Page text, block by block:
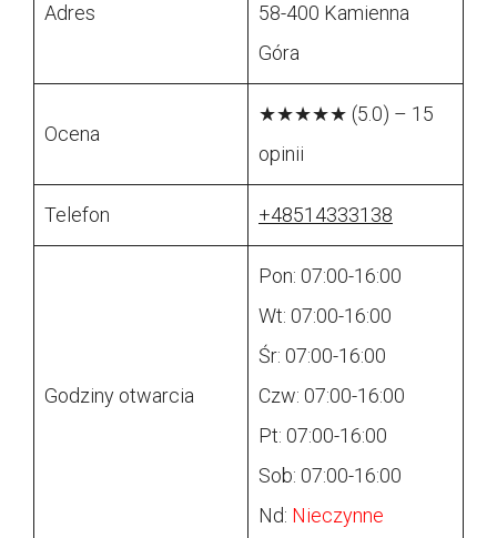
Adres
58-400 Kamienna
Góra
Ocena
★★★★★ (5.0) – 15
opinii
Telefon +48514333138
Godziny otwarcia
Pon: 07:00-16:00
Wt: 07:00-16:00
Śr: 07:00-16:00
Czw: 07:00-16:00
Pt: 07:00-16:00
Sob: 07:00-16:00
Nd: Nieczynne